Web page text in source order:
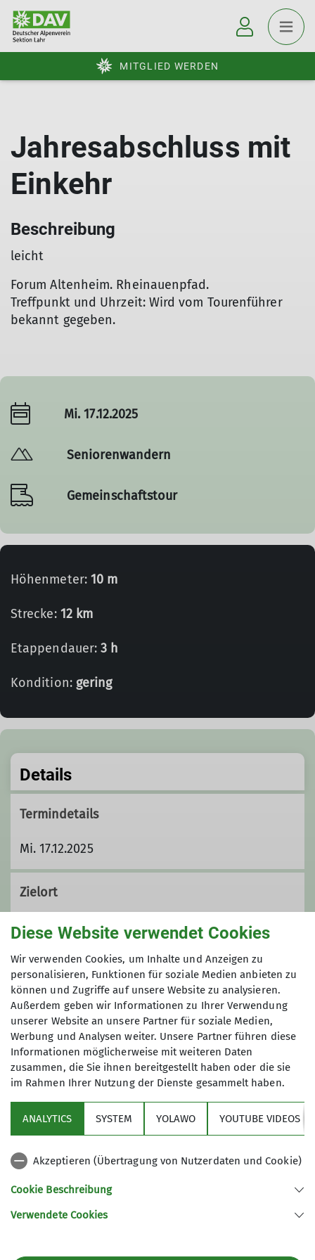
MITGLIED WERDEN
Jahresabschluss mit
Einkehr
Beschreibung
leicht
Forum Altenheim. Rheinauenpfad.
Treffpunkt und Uhrzeit: Wird vom Tourenführer
bekannt gegeben.
Mi. 17.12.2025
Seniorenwandern
Gemeinschaftstour
Höhenmeter: 10 m
Strecke: 12 km
Etappendauer:3 h
Kondition: gering
Details
Termindetails
Mi. 17.12.2025
Zielort
Forum Altenheim
Organisation
Edwin Blümle
07824/661111
Qualifikationen
Sektion
Sektion Lahr/Schwarzwald des Deutschen Alpenvereins e.V.
Diese Website verwendet Cookies
Wir verwenden Cookies, um Inhalte und Anzeigen zu
personalisieren, Funktionen für soziale Medien anbieten zu
können und Zugriffe auf unsere Website zu analysieren.
Außerdem geben wir Informationen zu Ihrer Verwendung
unserer Website an unsere Partner für soziale Medien,
Werbung und Analysen weiter. Unsere Partner führen diese
Informationen möglicherweise mit weiteren Daten
zusammen, die Sie ihnen bereitgestellt haben oder die sie
im Rahmen Ihrer Nutzung der Dienste gesammelt haben.
ANALYTICS SYSTEM YOLAWO YOUTUBE VIDEOS
Akzeptieren (Übertragung von Nutzerdaten und Cookie)
Cookie Beschreibung
Verwendete Cookies